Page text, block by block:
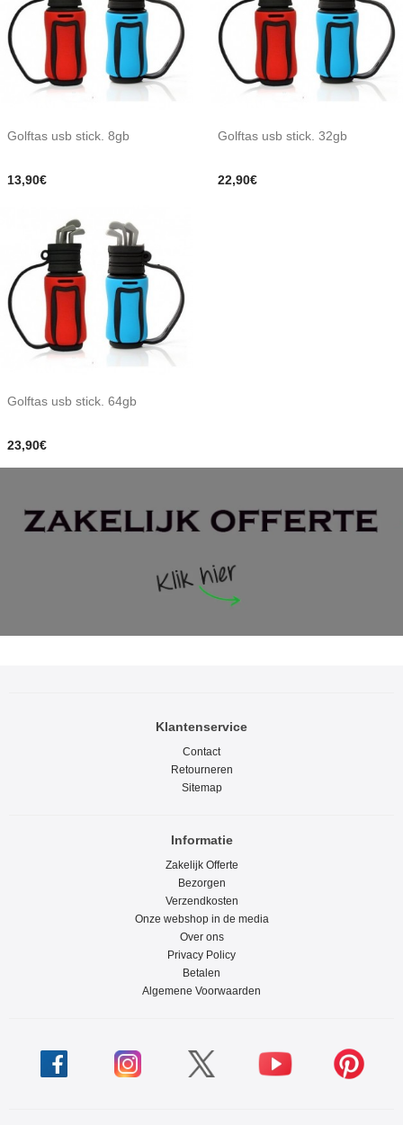
Golftas usb stick. 8gb
13,90€
Golftas usb stick. 32gb
22,90€
Golftas usb stick. 64gb
23,90€
Klantenservice
Contact
Retourneren
Sitemap
Informatie
Zakelijk Offerte
Bezorgen
Verzendkosten
Onze webshop in de media
Over ons
Privacy Policy
Betalen
Algemene Voorwaarden